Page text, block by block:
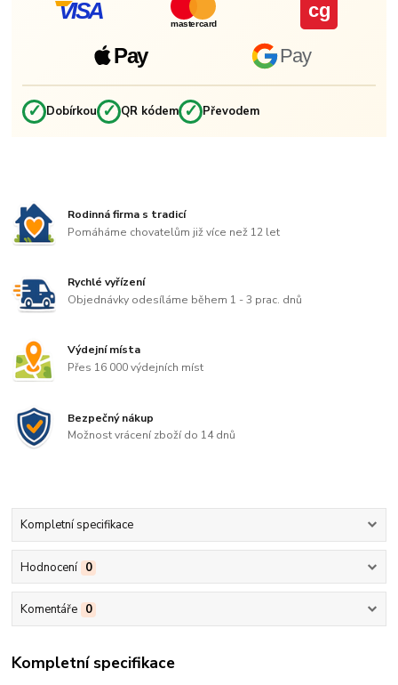
VISA mastercard
Pay Pay
cg
✓ Dobírkou ✓ QR kódem ✓ Převodem
Rodinná firma s tradicí
Pomáháme chovatelům již více než 12 let
Rychlé vyřízení
Objednávky odesíláme během 1 - 3 prac. dnů
Výdejní místa
Přes 16 000 výdejních míst
Bezpečný nákup
Možnost vrácení zboží do 14 dnů
Kompletní specifikace
Hodnocení 0
Komentáře 0
Kompletní specifikace